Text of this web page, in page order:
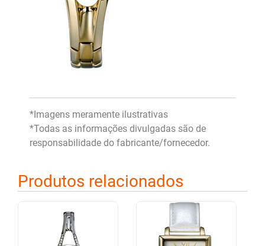
*Imagens meramente ilustrativas
*Todas as informações divulgadas são de
responsabilidade do fabricante/fornecedor.
Produtos relacionados